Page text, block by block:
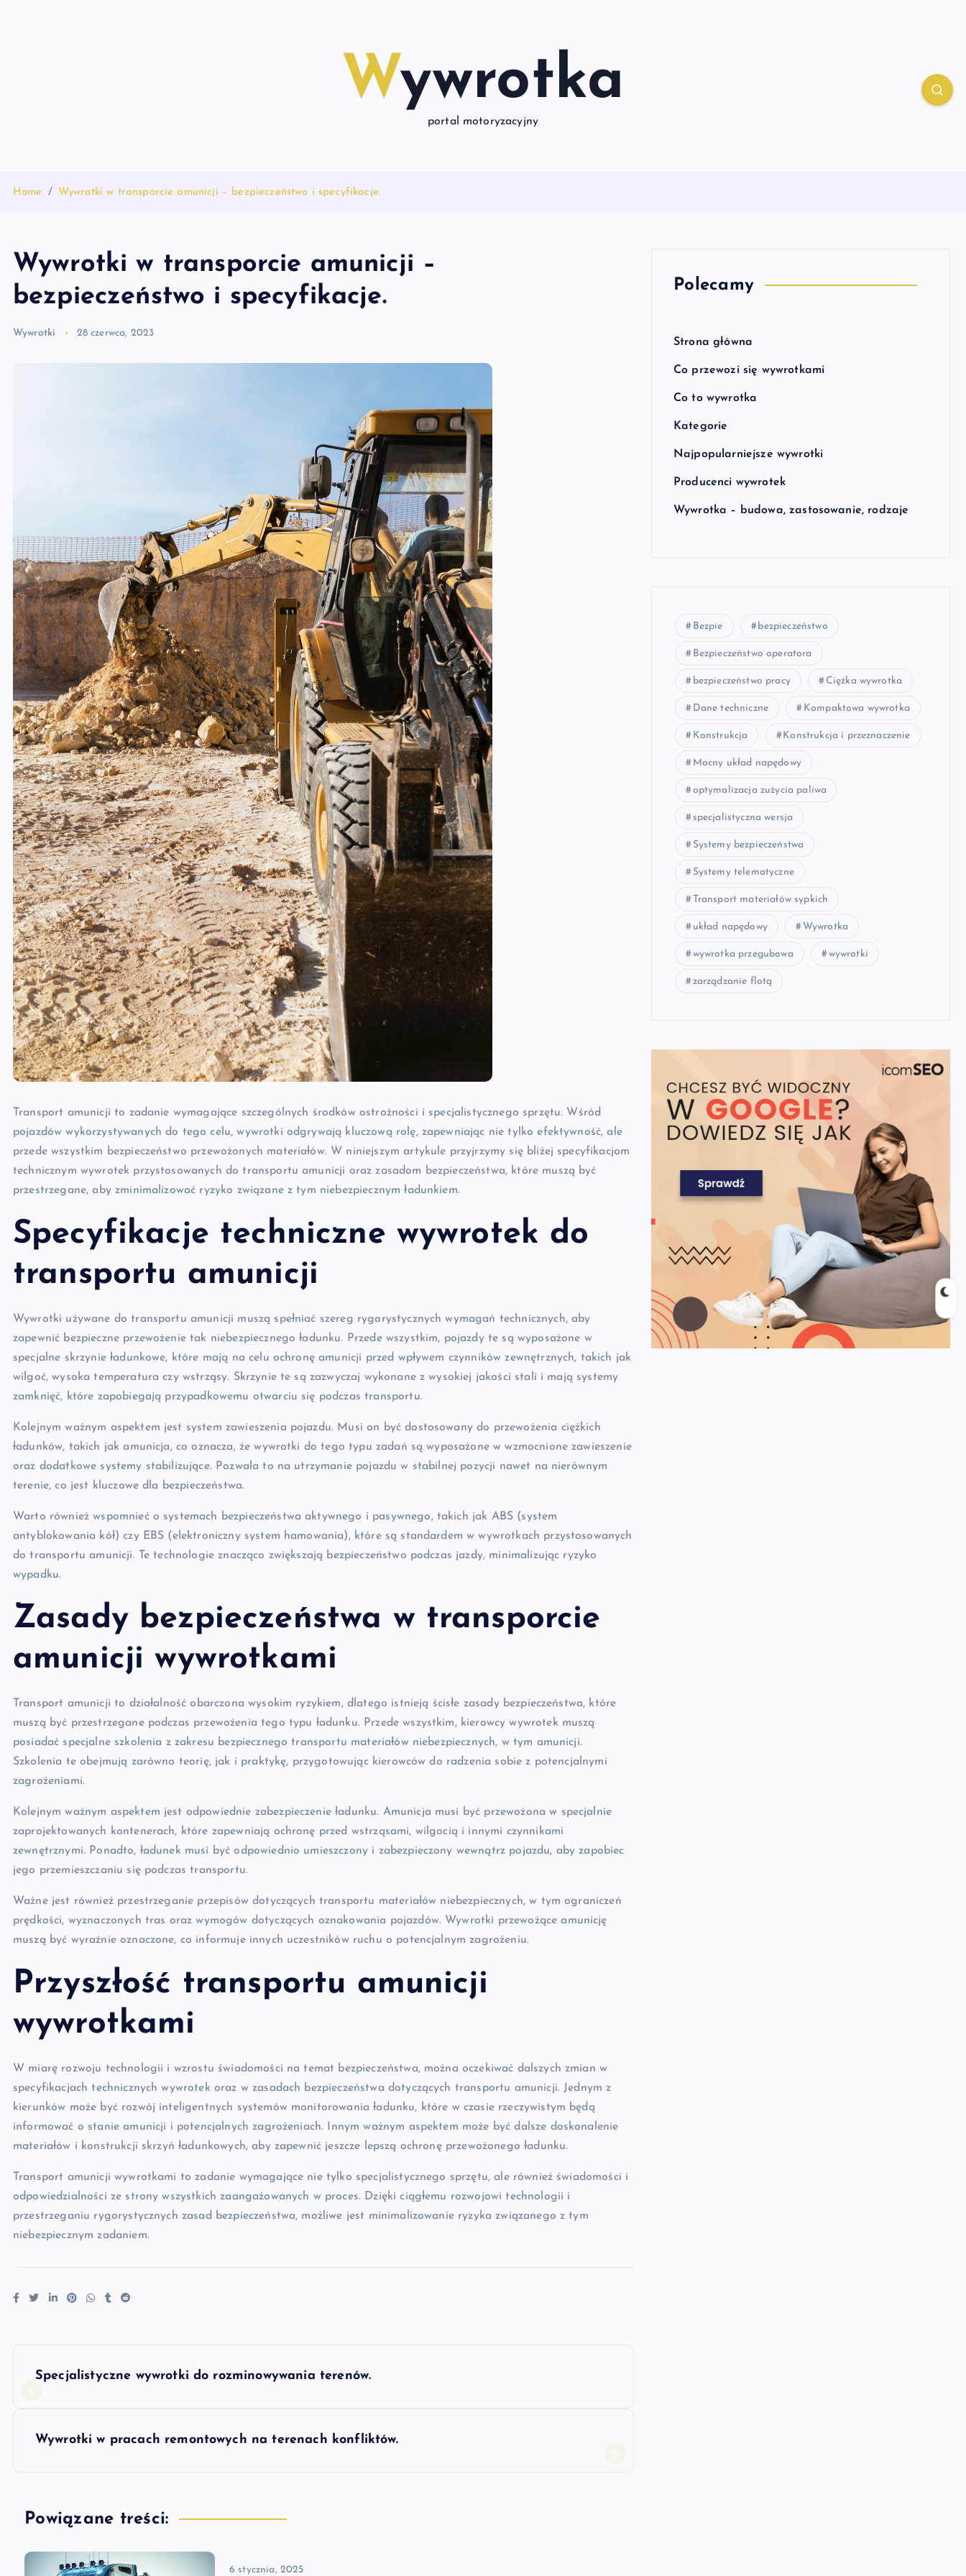
Wywrotka
portal motoryzacyjny
Home Wywrotki w transporcie amunicji – bezpieczeństwo i specyfikacje.
Wywrotki w transporcie amunicji –
bezpieczeństwo i specyfikacje.
Wywrotki 28 czerwca, 2023
Transport amunicji to zadanie wymagające szczególnych środków ostrożności i specjalistycznego sprzętu. Wśród
pojazdów wykorzystywanych do tego celu, wywrotki odgrywają kluczową rolę, zapewniając nie tylko efektywność, ale
przede wszystkim bezpieczeństwo przewożonych materiałów. W niniejszym artykule przyjrzymy się bliżej specyfikacjom
technicznym wywrotek przystosowanych do transportu amunicji oraz zasadom bezpieczeństwa, które muszą być
przestrzegane, aby zminimalizować ryzyko związane z tym niebezpiecznym ładunkiem.
Specyfikacje techniczne wywrotek do
transportu amunicji
Wywrotki używane do transportu amunicji muszą spełniać szereg rygorystycznych wymagań technicznych, aby
zapewnić bezpieczne przewożenie tak niebezpiecznego ładunku. Przede wszystkim, pojazdy te są wyposażone w
specjalne skrzynie ładunkowe, które mają na celu ochronę amunicji przed wpływem czynników zewnętrznych, takich jak
wilgoć, wysoka temperatura czy wstrząsy. Skrzynie te są zazwyczaj wykonane z wysokiej jakości stali i mają systemy
zamknięć, które zapobiegają przypadkowemu otwarciu się podczas transportu.
Kolejnym ważnym aspektem jest system zawieszenia pojazdu. Musi on być dostosowany do przewożenia ciężkich
ładunków, takich jak amunicja, co oznacza, że wywrotki do tego typu zadań są wyposażone w wzmocnione zawieszenie
oraz dodatkowe systemy stabilizujące. Pozwala to na utrzymanie pojazdu w stabilnej pozycji nawet na nierównym
terenie, co jest kluczowe dla bezpieczeństwa.
Warto również wspomnieć o systemach bezpieczeństwa aktywnego i pasywnego, takich jak ABS (system
antyblokowania kół) czy EBS (elektroniczny system hamowania), które są standardem w wywrotkach przystosowanych
do transportu amunicji. Te technologie znacząco zwiększają bezpieczeństwo podczas jazdy, minimalizując ryzyko
wypadku.
Zasady bezpieczeństwa w transporcie
amunicji wywrotkami
Transport amunicji to działalność obarczona wysokim ryzykiem, dlatego istnieją ścisłe zasady bezpieczeństwa, które
muszą być przestrzegane podczas przewożenia tego typu ładunku. Przede wszystkim, kierowcy wywrotek muszą
posiadać specjalne szkolenia z zakresu bezpiecznego transportu materiałów niebezpiecznych, w tym amunicji.
Szkolenia te obejmują zarówno teorię, jak i praktykę, przygotowując kierowców do radzenia sobie z potencjalnymi
zagrożeniami.
Kolejnym ważnym aspektem jest odpowiednie zabezpieczenie ładunku. Amunicja musi być przewożona w specjalnie
zaprojektowanych kontenerach, które zapewniają ochronę przed wstrząsami, wilgocią i innymi czynnikami
zewnętrznymi. Ponadto, ładunek musi być odpowiednio umieszczony i zabezpieczony wewnątrz pojazdu, aby zapobiec
jego przemieszczaniu się podczas transportu.
Ważne jest również przestrzeganie przepisów dotyczących transportu materiałów niebezpiecznych, w tym ograniczeń
prędkości, wyznaczonych tras oraz wymogów dotyczących oznakowania pojazdów. Wywrotki przewożące amunicję
muszą być wyraźnie oznaczone, co informuje innych uczestników ruchu o potencjalnym zagrożeniu.
Przyszłość transportu amunicji
wywrotkami
W miarę rozwoju technologii i wzrostu świadomości na temat bezpieczeństwa, można oczekiwać dalszych zmian w
specyfikacjach technicznych wywrotek oraz w zasadach bezpieczeństwa dotyczących transportu amunicji. Jednym z
kierunków może być rozwój inteligentnych systemów monitorowania ładunku, które w czasie rzeczywistym będą
informować o stanie amunicji i potencjalnych zagrożeniach. Innym ważnym aspektem może być dalsze doskonalenie
materiałów i konstrukcji skrzyń ładunkowych, aby zapewnić jeszcze lepszą ochronę przewożonego ładunku.
Transport amunicji wywrotkami to zadanie wymagające nie tylko specjalistycznego sprzętu, ale również świadomości i
odpowiedzialności ze strony wszystkich zaangażowanych w proces. Dzięki ciągłemu rozwojowi technologii i
przestrzeganiu rygorystycznych zasad bezpieczeństwa, możliwe jest minimalizowanie ryzyka związanego z tym
niebezpiecznym zadaniem.
N
g
a
Specjalistyczne wywrotki do rozminowywania terenów.
Wywrotki w pracach remontowych na terenach konfliktów.
Powiązane treści:
6 stycznia, 2025
Polecamy
Strona główna
Co przewozi się wywrotkami
Co to wywrotka
Kategorie
Najpopularniejsze wywrotki
Producenci wywrotek
Wywrotka – budowa, zastosowanie, rodzaje
Bezpie bezpieczeństwo
Bezpieczeństwo operatora
bezpieczeństwo pracy Ciężka wywrotka
Dane techniczne Kompaktowa wywrotka
Konstrukcja Konstrukcja i przeznaczenie
Mocny układ napędowy
optymalizacja zużycia paliwa
specjalistyczna wersja
Systemy bezpieczeństwa
Systemy telematyczne
Transport materiałów sypkich
układ napędowy Wywrotka
wywrotka przegubowa wywrotki
zarządzanie flotą